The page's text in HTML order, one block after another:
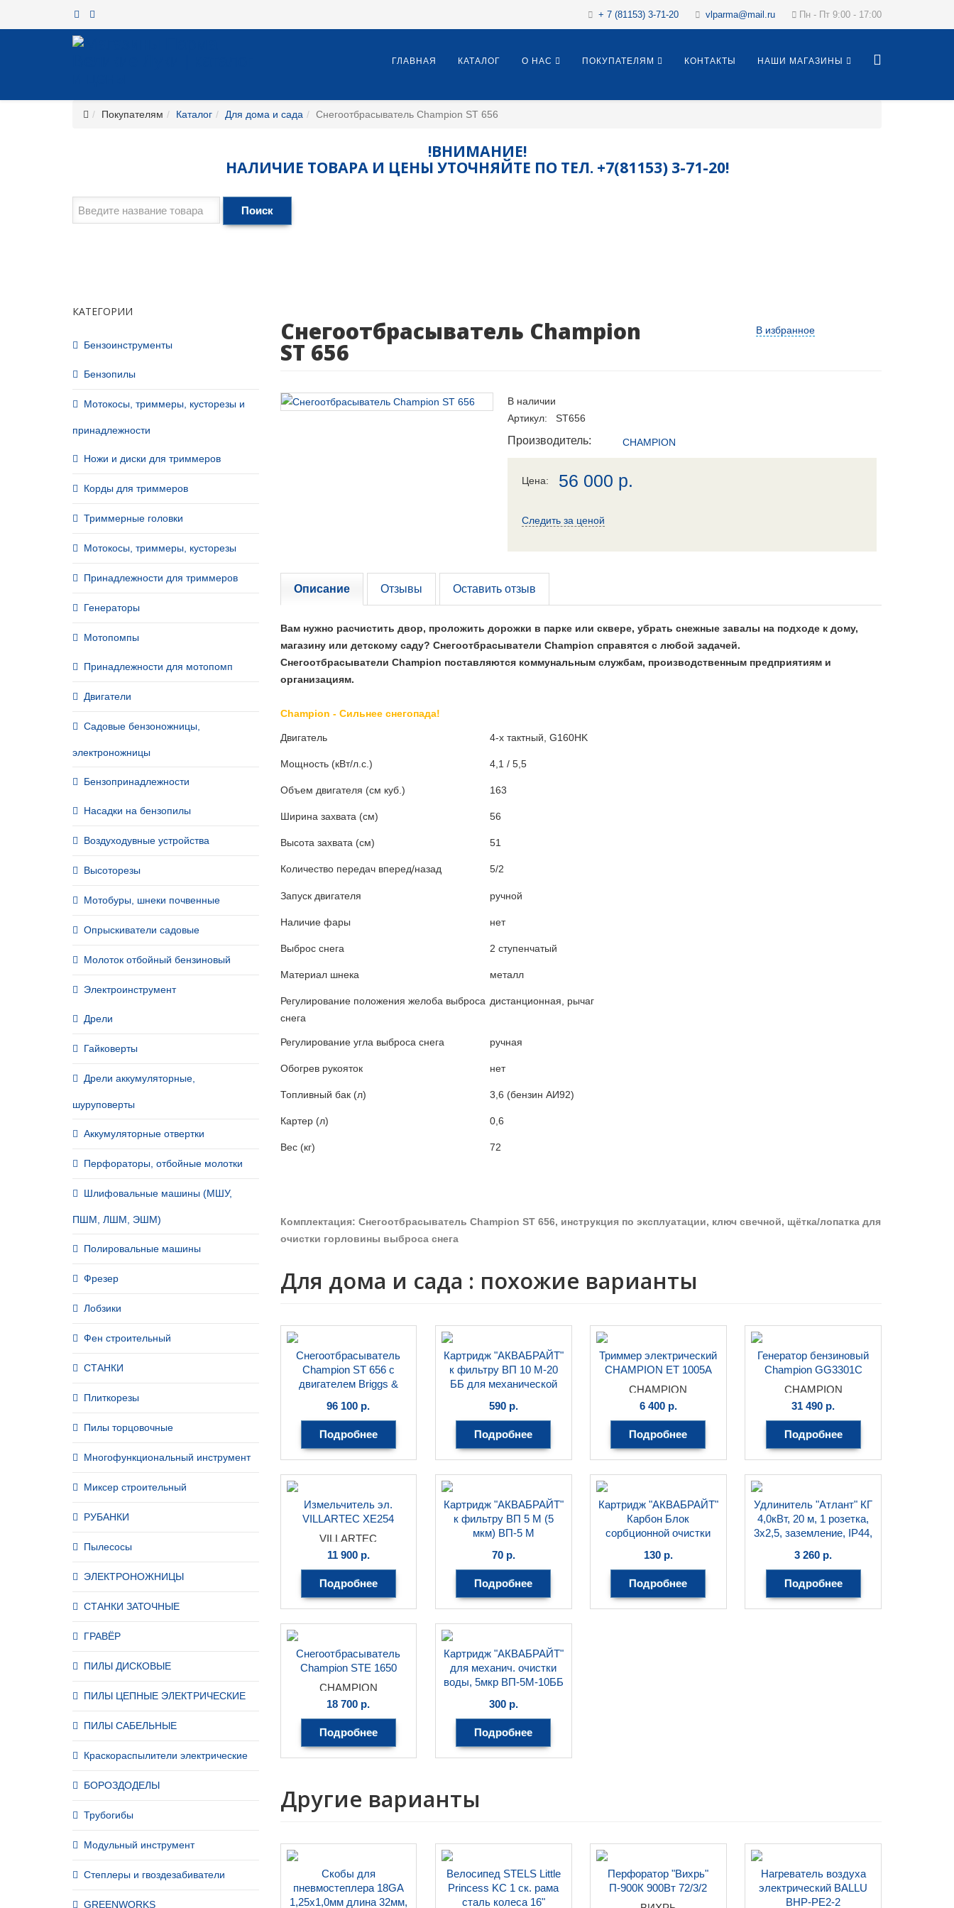
+ 7 (81153) 3-71-20 vlparma@mail.ru Пн - Пт 9:00 - 17:00
ГЛАВНАЯ КАТАЛОГ О НАС ПОКУПАТЕЛЯМ КОНТАКТЫ НАШИ МАГАЗИНЫ
Покупателям Каталог Для дома и сада Снегоотбрасыватель Champion ST 656
!ВНИМАНИЕ!
НАЛИЧИЕ ТОВАРА И ЦЕНЫ УТОЧНЯЙТЕ ПО ТЕЛ. +7(81153) 3-71-20!
Поиск
КАТЕГОРИИ
Бензоинструменты
Бензопилы
Мотокосы, триммеры, кусторезы и
принадлежности
Ножи и диски для триммеров
Корды для триммеров
Триммерные головки
Мотокосы, триммеры, кусторезы
Принадлежности для триммеров
Генераторы
Мотопомпы
Принадлежности для мотопомп
Двигатели
Садовые бензоножницы,
электроножницы
Бензопринадлежности
Насадки на бензопилы
Воздуходувные устройства
Высоторезы
Мотобуры, шнеки почвенные
Опрыскиватели садовые
Молоток отбойный бензиновый
Электроинструмент
Дрели
Гайковерты
Дрели аккумуляторные,
шуруповерты
Аккумуляторные отвертки
Перфораторы, отбойные молотки
Шлифовальные машины (МШУ,
ПШМ, ЛШМ, ЭШМ)
Полировальные машины
Фрезер
Лобзики
Фен строительный
СТАНКИ
Плиткорезы
Пилы торцовочные
Многофункциональный инструмент
Миксер строительный
РУБАНКИ
Пылесосы
ЭЛЕКТРОНОЖНИЦЫ
СТАНКИ ЗАТОЧНЫЕ
ГРАВЁР
ПИЛЫ ДИСКОВЫЕ
ПИЛЫ ЦЕПНЫЕ ЭЛЕКТРИЧЕСКИЕ
ПИЛЫ САБЕЛЬНЫЕ
Краскораспылители электрические
БОРОЗДОДЕЛЫ
Трубогибы
Модульный инструмент
Степлеры и гвоздезабиватели
GREENWORKS
Снегоотбрасыватель Champion
ST 656
В избранное
В наличии
Артикул: ST656
Производитель: CHAMPION
Цена: 56 000 р.
Следить за ценой
Описание Отзывы Оставить отзыв
Вам нужно расчистить двор, проложить дорожки в парке или сквере, убрать снежные завалы на подходе к дому,
магазину или детскому саду? Снегоотбрасыватели Champion справятся с любой задачей.
Снегоотбрасыватели Champion поставляются коммунальным службам, производственным предприятиям и
организациям.
Champion - Сильнее снегопада!
Двигатель 4-х тактный, G160HK
Мощность (кВт/л.с.) 4,1 / 5,5
Объем двигателя (см куб.) 163
Ширина захвата (см) 56
Высота захвата (см) 51
Количество передач вперед/назад 5/2
Запуск двигателя ручной
Наличие фары нет
Выброс снега 2 ступенчатый
Материал шнека металл
Регулирование положения желоба выброса
снега
дистанционная, рычаг
Регулирование угла выброса снега ручная
Обогрев рукояток нет
Топливный бак (л) 3,6 (бензин АИ92)
Картер (л) 0,6
Вес (кг) 72
Комплектация: Снегоотбрасыватель Champion ST 656, инструкция по эксплуатации, ключ свечной, щётка/лопатка для
очистки горловины выброса снега
Для дома и сада : похожие варианты
Снегоотбрасыватель
Champion ST 656 с
двигателем Briggs &
CHAMPION
96 100 р.
Подробнее
Картридж "АКВАБРАЙТ"
к фильтру ВП 10 М-20
ББ для механической
Big Blue 20"
АКВАБРАЙТ
590р.
Подробнее
Триммер электрический
CHAMPION ET 1005A
CHAMPION
6 400р.
Подробнее
Генератор бензиновый
Champion GG3301C
CHAMPION
31 490 р.
Подробнее
Измельчитель эл.
VILLARTEC XE254
VILLARTEC
11 900р.
Подробнее
Картридж "АКВАБРАЙТ"
к фильтру ВП 5 М (5
мкм) ВП-5 М
АКВАБРАЙТ
70р.
Подробнее
Картридж "АКВАБРАЙТ"
Карбон Блок
сорбционной очистки
АКВАБРАЙТ
130р.
Подробнее
Удлинитель "Атлант" КГ
4,0кВт, 20 м, 1 розетка,
3х2,5, заземление, IP44,
кабель, на рамке
ОАО "Завод Атлант"
3 260 р.
Подробнее
Снегоотбрасыватель
Champion STE 1650
CHAMPION
18 700 р.
Подробнее
Картридж "АКВАБРАЙТ"
для механич. очистки
воды, 5мкр ВП-5М-10ББ
АКВАБРАЙТ
300р.
Подробнее
Другие варианты
Скобы для
пневмостеплера 18GA
1,25х1,0мм длина 32мм,
Велосипед STELS Little
Princess KC 1 ск. рама
сталь колеса 16"
Перфоратор "Вихрь"
П-900К 900Вт 72/3/2
Нагреватель воздуха
электрический BALLU
BНР-PE2-2